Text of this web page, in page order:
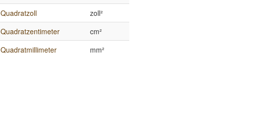
Quadratzoll
zoll²
Quadratzentimeter
cm²
Quadratmillimeter
mm²